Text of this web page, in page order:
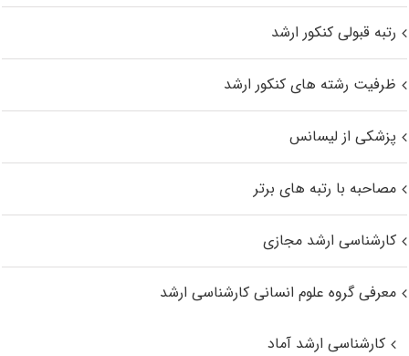
رتبه قبولی کنکور ارشد
ظرفیت رشته های کنکور ارشد
پزشکی از لیسانس
مصاحبه با رتبه های برتر
کارشناسی ارشد مجازی
معرفی گروه علوم انسانی کارشناسی ارشد
کارشناسی ارشد آماد